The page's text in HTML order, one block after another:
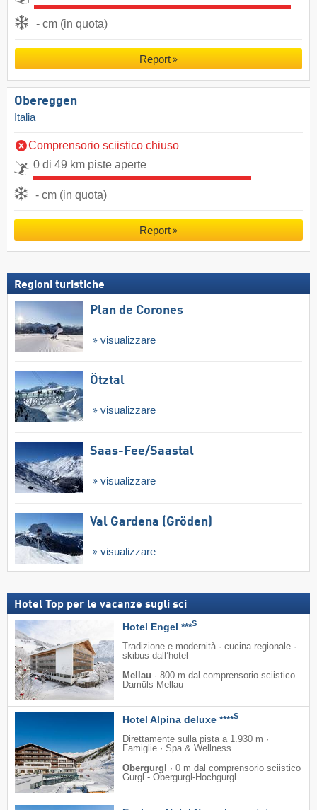
- cm (in quota)
Report
Obereggen
Italia
Comprensorio sciistico chiuso
0 di 49 km piste aperte
- cm (in quota)
Report
Regioni turistiche
Plan de Corones
visualizzare
Ötztal
visualizzare
Saas-Fee/​Saastal
visualizzare
Val Gardena (Gröden)
visualizzare
Hotel Top per le vacanze sugli sci
Hotel Engel ***S
Tradizione e modernità · cucina regionale ·
skibus dall’hotel
Mellau · 800 m dal comprensorio sciistico
Damüls Mellau
Hotel Alpina deluxe ****S
Direttamente sulla pista a 1.930 m ·
Famiglie · Spa & Wellness
Obergurgl
· 0 m dal comprensorio sciistico
Gurgl - Obergurgl-Hochgurgl